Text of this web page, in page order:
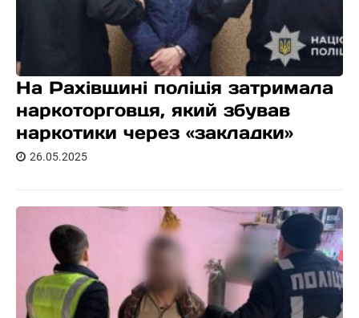
На Рахівщині поліція затримала
наркоторговця, який збував
наркотики через «закладки»
26.05.2025